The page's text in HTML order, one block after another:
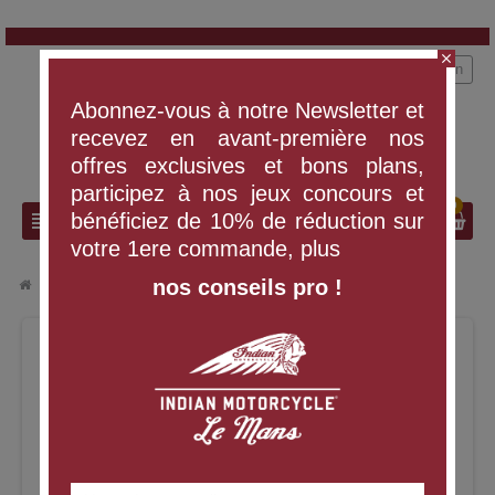
view_headline search
Connexion
0
VÊTEMENTS ET ÉQUIPEMENT chevron_right T-SHIRT CIRCLE ICON
close
Abonnez-vous à notre Newsletter et
recevez en avant-première nos
offres exclusives et bons plans,
participez à nos jeux concours et
bénéficiez de 10% de réduction sur
votre 1ere commande, plus
nos conseils pro !